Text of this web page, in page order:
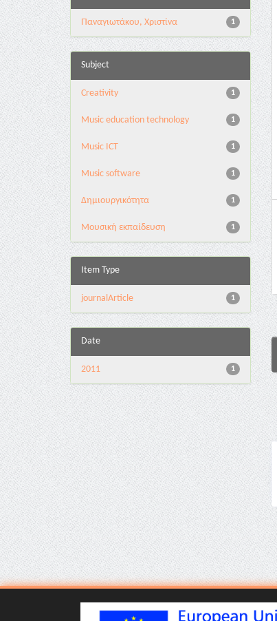
1
Παναγιωτάκου, Χριστίνα
Subject
1
Creativity
1
Music education technology
1
Music ICT
1
Music software
1
Δημιουργικότητα
1
Μουσική εκπαίδευση
Item Type
1
journalArticle
Date
1
2011